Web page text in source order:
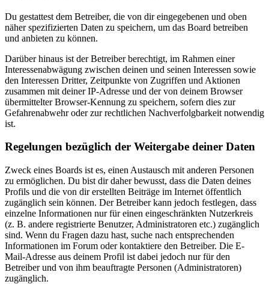
Du gestattest dem Betreiber, die von dir eingegebenen und oben
näher spezifizierten Daten zu speichern, um das Board betreiben
und anbieten zu können.
Darüber hinaus ist der Betreiber berechtigt, im Rahmen einer
Interessenabwägung zwischen deinen und seinen Interessen sowie
den Interessen Dritter, Zeitpunkte von Zugriffen und Aktionen
zusammen mit deiner IP-Adresse und der von deinem Browser
übermittelter Browser-Kennung zu speichern, sofern dies zur
Gefahrenabwehr oder zur rechtlichen Nachverfolgbarkeit notwendig
ist.
Regelungen bezüglich der Weitergabe deiner Daten
Zweck eines Boards ist es, einen Austausch mit anderen Personen
zu ermöglichen. Du bist dir daher bewusst, dass die Daten deines
Profils und die von dir erstellten Beiträge im Internet öffentlich
zugänglich sein können. Der Betreiber kann jedoch festlegen, dass
einzelne Informationen nur für einen eingeschränkten Nutzerkreis
(z. B. andere registrierte Benutzer, Administratoren etc.) zugänglich
sind. Wenn du Fragen dazu hast, suche nach entsprechenden
Informationen im Forum oder kontaktiere den Betreiber. Die E-
Mail-Adresse aus deinem Profil ist dabei jedoch nur für den
Betreiber und von ihm beauftragte Personen (Administratoren)
zugänglich.